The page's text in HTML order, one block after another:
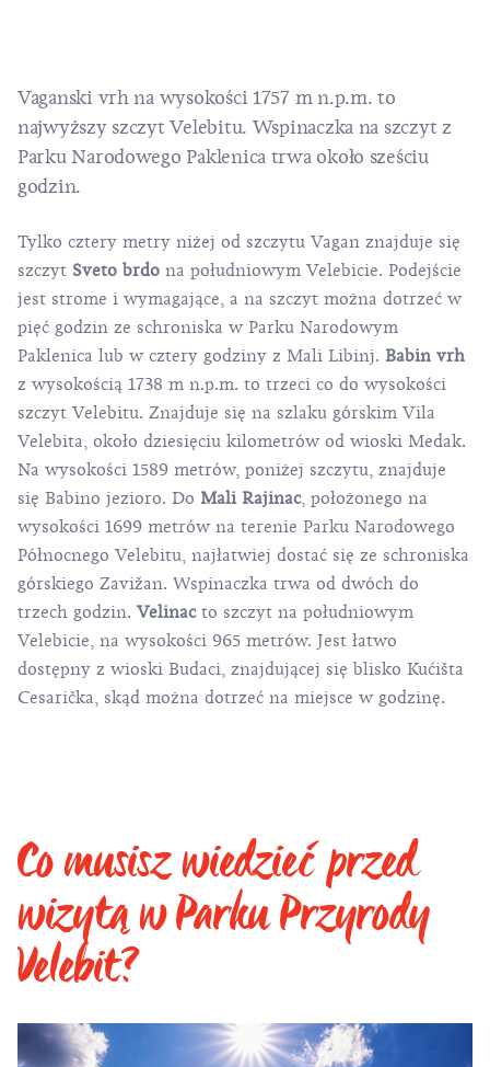
Vaganski vrh na wysokości 1757 m n.p.m. to
najwyższy szczyt Velebitu. Wspinaczka na szczyt z
Parku Narodowego Paklenica trwa około sześciu
godzin.
Tylko cztery metry niżej od szczytu Vagan znajduje się
szczyt Sveto brdo na południowym Velebicie. Podejście
jest strome i wymagające, a na szczyt można dotrzeć w
pięć godzin ze schroniska w Parku Narodowym
Paklenica lub w cztery godziny z Mali Libinj. Babin vrh
z wysokością 1738 m n.p.m. to trzeci co do wysokości
szczyt Velebitu. Znajduje się na szlaku górskim Vila
Velebita, około dziesięciu kilometrów od wioski Medak.
Na wysokości 1589 metrów, poniżej szczytu, znajduje
się Babino jezioro. Do Mali Rajinac, położonego na
wysokości 1699 metrów na terenie Parku Narodowego
Północnego Velebitu, najłatwiej dostać się ze schroniska
górskiego Zavižan. Wspinaczka trwa od dwóch do
trzech godzin. Velinacto szczyt na południowym
Velebicie, na wysokości 965 metrów. Jest łatwo
dostępny z wioski Budaci, znajdującej się blisko Kućišta
Cesarička, skąd można dotrzeć na miejsce w godzinę.
Co musisz wiedzieć przed
wizytą w Parku Przyrody
Velebit?